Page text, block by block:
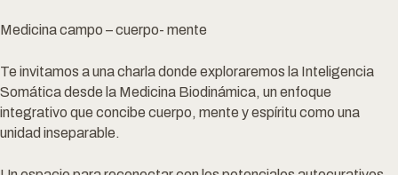
Medicina campo – cuerpo- mente
Te invitamos a una charla donde exploraremos la Inteligencia
Somática desde la Medicina Biodinámica, un enfoque
integrativo que concibe cuerpo, mente y espíritu como una
unidad inseparable.